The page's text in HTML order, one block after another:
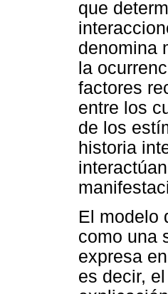
que
denomina
la
factores
entre los
de los
historia
El modelo
como una
expresa
es decir,